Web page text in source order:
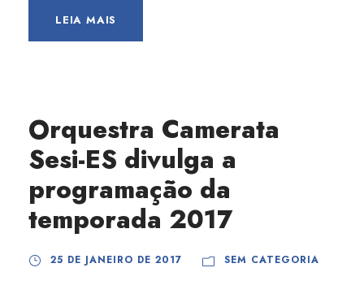
LEIA MAIS
Orquestra Camerata
Sesi-ES divulga a
programação da
temporada 2017
25 DE JANEIRO DE 2017 SEM CATEGORIA